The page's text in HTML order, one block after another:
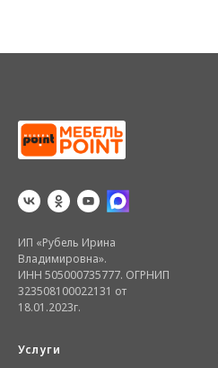
ИП «Рубель Ирина
Владимировна».
ИНН 505000735777. ОГРНИП
323508100022131 от
18.01.2023г.
Услуги